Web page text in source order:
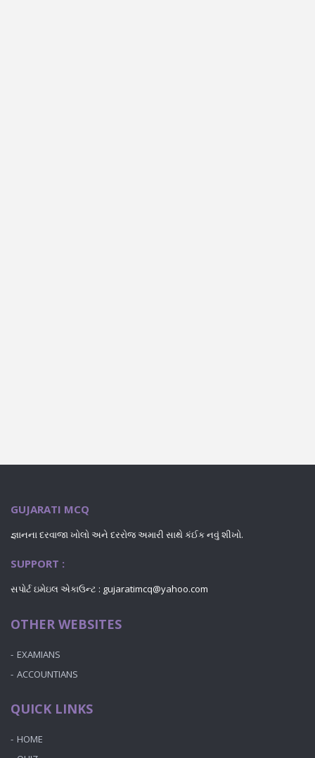
GUJARATI MCQ
જ્ઞાનના દરવાજા ખોલો અને દરરોજ અમારી સાથે કંઈક નવું શીખો.
SUPPORT :
સપોર્ટ ઇમેઇલ એકાઉન્ટ : gujaratimcq@yahoo.com
OTHER WEBSITES
EXAMIANS
ACCOUNTIANS
QUICK LINKS
HOME